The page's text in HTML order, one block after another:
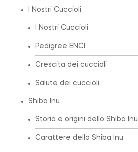
I Nostri Cuccioli
I Nostri Cuccioli
Pedigree ENCI
Crescita dei cuccioli
Salute dei cuccioli
Shiba Inu
Storia e origini dello Shiba Inu
Carattere dello Shiba Inu